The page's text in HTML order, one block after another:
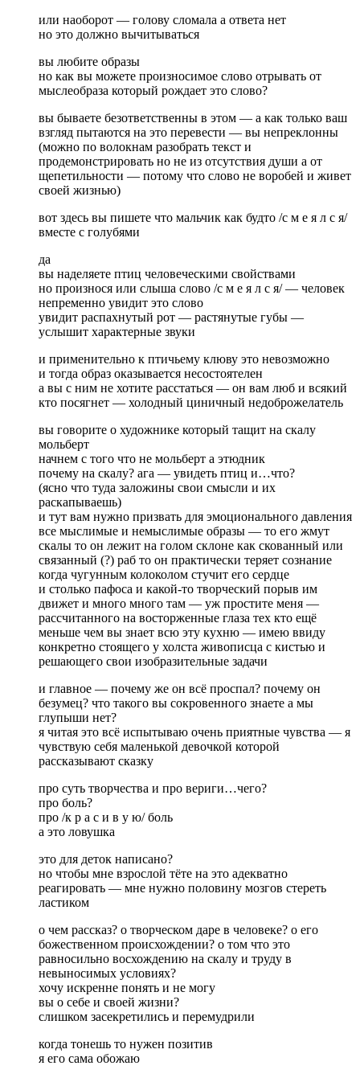
или наоборот — голову сломала а ответа нет
но это должно вычитываться
вы любите образы
но как вы можете произносимое слово отрывать от
мыслеобраза который рождает это слово?
вы бываете безответственны в этом — а как только ваш
взгляд пытаются на это перевести — вы непреклонны
(можно по волокнам разобрать текст и
продемонстрировать но не из отсутствия души а от
щепетильности — потому что слово не воробей и живет
своей жизнью)
вот здесь вы пишете что мальчик как будто /с м е я л с я/
вместе с голубями
да
вы наделяете птиц человеческими свойствами
но произнося или слыша слово /с м е я л с я/ — человек
непременно увидит это слово
увидит распахнутый рот — растянутые губы —
услышит характерные звуки
и применительно к птичьему клюву это невозможно
и тогда образ оказывается несостоятелен
а вы с ним не хотите расстаться — он вам люб и всякий
кто посягнет — холодный циничный недоброжелатель
вы говорите о художнике который тащит на скалу
мольберт
начнем с того что не мольберт а этюдник
почему на скалу? ага — увидеть птиц и…что?
(ясно что туда заложины свои смысли и их
раскапываешь)
и тут вам нужно призвать для эмоционального давления
все мыслимые и немыслимые образы — то его жмут
скалы то он лежит на голом склоне как скованный или
связанный (?) раб то он практически теряет сознание
когда чугунным колоколом стучит его сердце
и столько пафоса и какой-то творческий порыв им
движет и много много там — уж простите меня —
рассчитанного на восторженные глаза тех кто ещё
меньше чем вы знает всю эту кухню — имею ввиду
конкретно стоящего у холста живописца с кистью и
решающего свои изобразительные задачи
и главное — почему же он всё проспал? почему он
безумец? что такого вы сокровенного знаете а мы
глупыши нет?
я читая это всё испытываю очень приятные чувства — я
чувствую себя маленькой девочкой которой
рассказывают сказку
про суть творчества и про вериги…чего?
про боль?
про /к р а с и в у ю/ боль
а это ловушка
это для деток написано?
но чтобы мне взрослой тёте на это адекватно
реагировать — мне нужно половину мозгов стереть
ластиком
о чем рассказ? о творческом даре в человеке? о его
божественном происхождении? о том что это
равносильно восхождению на скалу и труду в
невыносимых условиях?
хочу искренне понять и не могу
вы о себе и своей жизни?
слишком засекретились и перемудрили
когда тонешь то нужен позитив
я его сама обожаю